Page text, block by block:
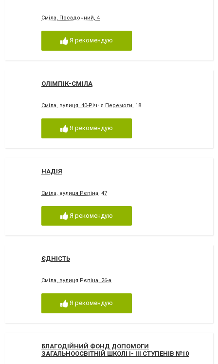
Сміла, Посадочний, 4
Я рекомендую
ОЛІМПІК-СМІЛА
Сміла, вулиця 40-Річчя Перемоги, 18
Я рекомендую
НАДІЯ
Сміла, вулиця Рєпіна, 47
Я рекомендую
ЄДНІСТЬ
Сміла, вулиця Рєпіна, 26-а
Я рекомендую
БЛАГОДІЙНИЙ ФОНД ДОПОМОГИ
ЗАГАЛЬНООСВІТНІЙ ШКОЛІ I- III CТУПЕНІВ №10